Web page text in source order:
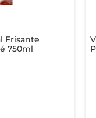
Frisante
750ml